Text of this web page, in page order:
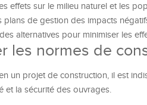
effets sur le milieu naturel et les
plans de gestion des impacts
alternatives pour minimiser les
les normes de
un projet de construction, il est
et la sécurité des ouvrages.